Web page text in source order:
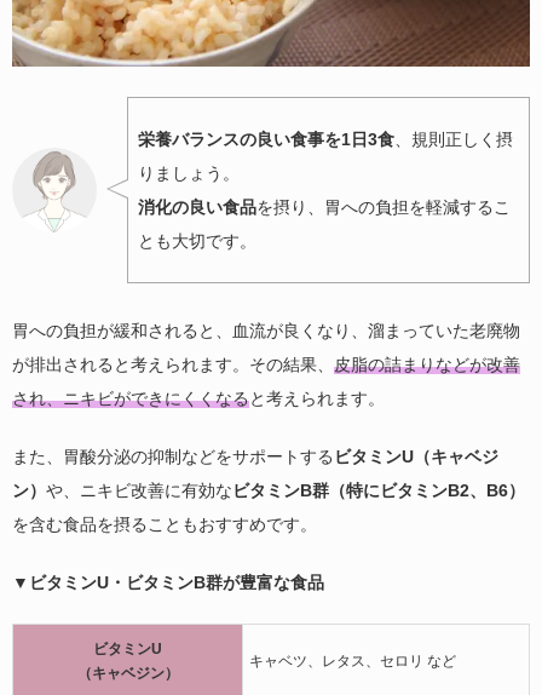
栄養バランスの良い食事を1日3食 、規則正しく摂
りましょう。
消化の良い食品を摂り、胃への負担を軽減するこ
とも大切です。
胃への負担が緩和されると、血流が良くなり、溜まっていた老廃物
が排出されると考えられます。その結果、 皮脂の詰まりなどが改善
され、ニキビができにくくなると考えられます。
また、胃酸分泌の抑制などをサポートする ビタミンU（キャベジ
ン） や、ニキビ改善に有効なビタミンB群（特にビタミンB2、B6）
を含む食品を摂ることもおすすめです。
▼ビタミンU・ビタミンB群が豊富な食品
ビタミンU
（キャベジン）
キャベツ、レタス、セロリ など